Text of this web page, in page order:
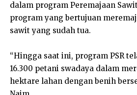
dalam program Peremajaan
program yang bertujuan
sawit yang sudah tua.
“Hingga saat ini, program PSR
16.300 petani swadaya dalam
hektare lahan dengan benih